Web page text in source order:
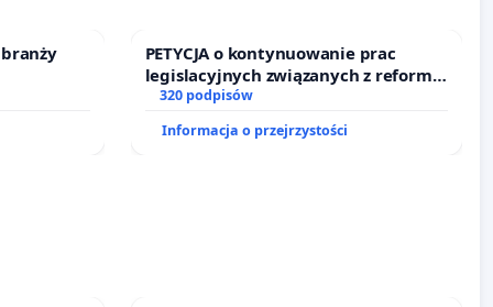
PETYCJA o kontynuowanie prac
legislacyjnych związanych z reformą
prawa rodzinnego
320 podpisów
Informacja o przejrzystości